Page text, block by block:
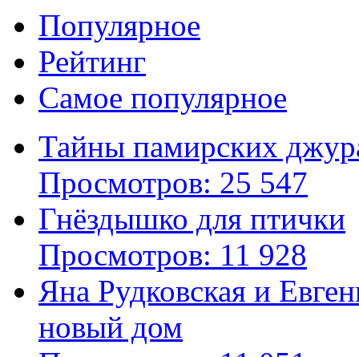
Популярное
Рейтинг
Самое популярное
Тайны памирских
Просмотров: 25 547
Гнёздышко для птички
Просмотров: 11 928
Яна Рудковская и
новый дом